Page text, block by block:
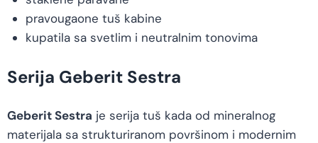
pravougaone tuš kabine
kupatila sa svetlim i neutralnim tonovima
Serija Geberit Sestra
Geberit Sestra je serija tuš kada od mineralnog
materijala sa strukturiranom površinom i modernim